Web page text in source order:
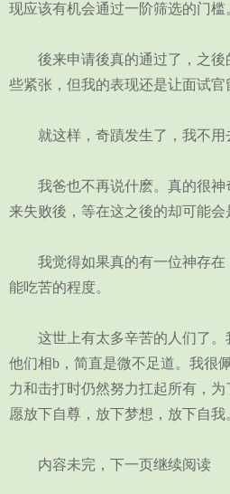
现应该有机会通过一阶筛选的门槛
後来申请後真的通过了，之後
些紧张，但我的表现还是让面试官
就这样，奇蹟发生了，我不用
我爸也不再说什麽。真的很神
来失败後，等在这之後的却可能会
我觉得如果真的有一位神存在
能吃苦的程度。
这世上有太多辛苦的人们了。
他们相b，简直是微不足道。我很
力和击打时仍然努力扛起所有，
愿放下自尊，放下梦想，放下自我
内容未完，下一页继续阅读